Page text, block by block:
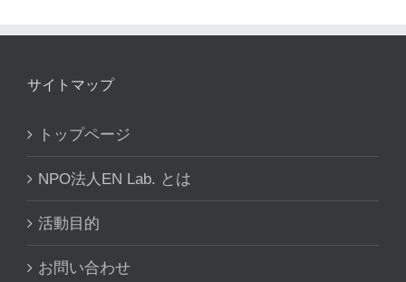
サイトマップ
トップページ
NPO法人EN Lab. とは
活動目的
お問い合わせ